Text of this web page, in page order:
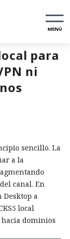
MENÚ
para
ni
sencillo. La
a la
canal. En
a
local
dominios